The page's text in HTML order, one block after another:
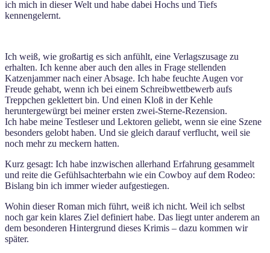
ich mich in dieser Welt und habe dabei Hochs und Tiefs
kennengelernt.
Ich weiß, wie großartig es sich anfühlt, eine Verlagszusage zu
erhalten. Ich kenne aber auch den alles in Frage stellenden
Katzenjammer nach einer Absage. Ich habe feuchte Augen vor
Freude gehabt, wenn ich bei einem Schreibwettbewerb aufs
Treppchen geklettert bin. Und einen Kloß in der Kehle
heruntergewürgt bei meiner ersten zwei-Sterne-Rezension.
Ich habe meine Testleser und Lektoren geliebt, wenn sie eine Szene
besonders gelobt haben. Und sie gleich darauf verflucht, weil sie
noch mehr zu meckern hatten.
Kurz gesagt: Ich habe inzwischen allerhand Erfahrung gesammelt
und reite die Gefühlsachterbahn wie ein Cowboy auf dem Rodeo:
Bislang bin ich immer wieder aufgestiegen.
Wohin dieser Roman mich führt, weiß ich nicht. Weil ich selbst
noch gar kein klares Ziel definiert habe. Das liegt unter anderem an
dem besonderen Hintergrund dieses Krimis – dazu kommen wir
später.